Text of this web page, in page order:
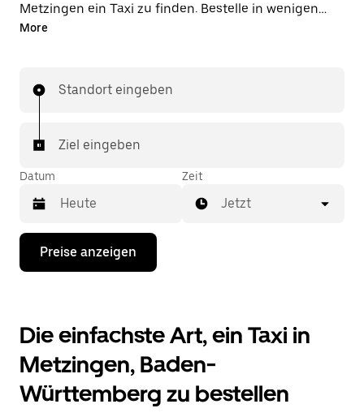
Metzingen ein Taxi zu finden. Bestelle in wenigen
Schritten ein lokales Taxi und bezahle deine Fahrt
Taxifahrt in Metzingen zu bestellen.
More
Standort eingeben
Ziel eingeben
Datum
Drücke
Nach-
mit
dem
Kalender
zu
interagieren
und
Zeit
Jetzt
Preise anzeigen
Die einfachste Art, ein Taxi in
Metzingen, Baden-
Württemberg zu bestellen